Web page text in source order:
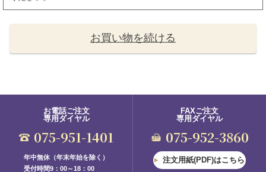
お買い物を続ける
お電話ご注文
専用ダイヤル
075-951-1401
年中無休（年末年始を除く）
受付時間9：00～18：00
FAXご注文
専用ダイヤル
075-952-3860
注文用紙(PDF)はこちら